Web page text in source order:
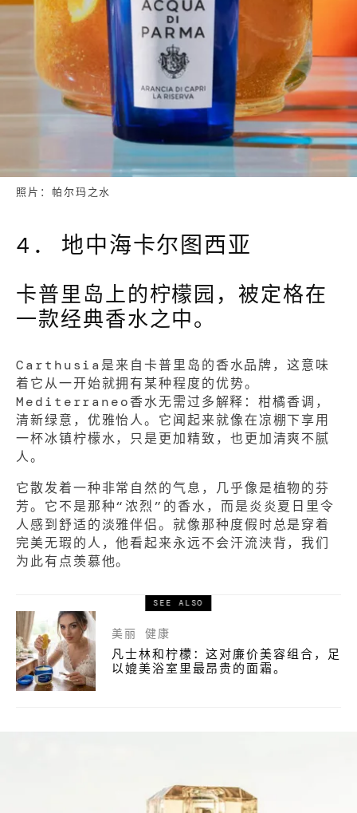
照片：帕尔玛之水
4. 地中海卡尔图西亚
卡普里岛上的柠檬园，被定格在
一款经典香水之中。
Carthusia是来自卡普里岛的香水品牌，这意味
着它从一开始就拥有某种程度的优势。
Mediterraneo香水无需过多解释：柑橘香调，
清新绿意，优雅怡人。它闻起来就像在凉棚下享用
一杯冰镇柠檬水，只是更加精致，也更加清爽不腻
人。
它散发着一种非常自然的气息，几乎像是植物的芬
芳。它不是那种“浓烈”的香水，而是炎炎夏日里令
人感到舒适的淡雅伴侣。就像那种度假时总是穿着
完美无瑕的人，他看起来永远不会汗流浃背，我们
为此有点羡慕他。
SEE ALSO
美丽 健康
凡士林和柠檬：这对廉价美容组合，足
以媲美浴室里最昂贵的面霜。